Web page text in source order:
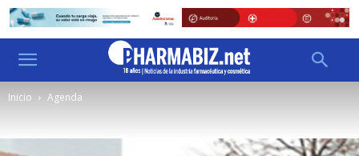
Inicio Agenda